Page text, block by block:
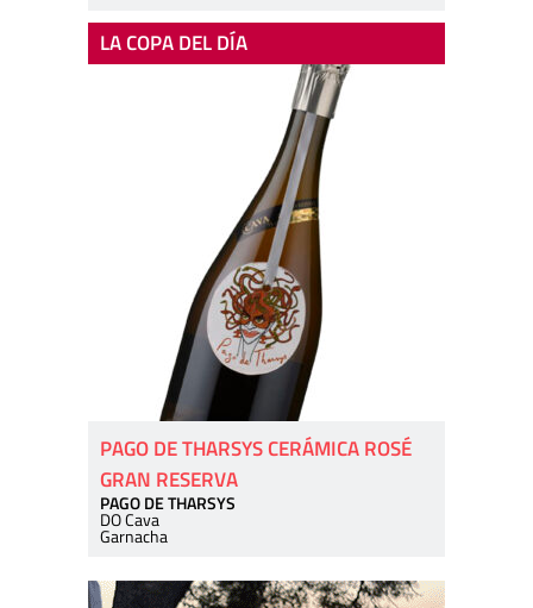
LA COPA DEL DÍA
PAGO DE THARSYS CERÁMICA ROSÉ
GRAN RESERVA
PAGO DE THARSYS
DO Cava
Garnacha